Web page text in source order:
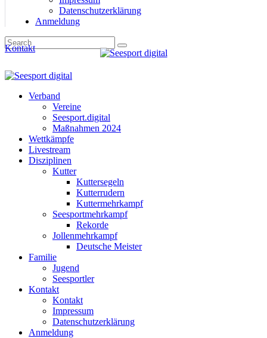
Datenschutzerklärung
Anmeldung
Kontakt
Verband
Vereine
Seesport.digital
Maßnahmen 2024
Wettkämpfe
Livestream
Disziplinen
Kutter
Kuttersegeln
Kutterrudern
Kuttermehrkampf
Seesportmehrkampf
Rekorde
Jollenmehrkampf
Deutsche Meister
Familie
Jugend
Seesportler
Kontakt
Kontakt
Impressum
Datenschutzerklärung
Anmeldung